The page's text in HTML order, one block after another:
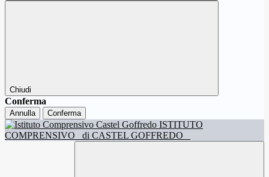
Chiudi
Conferma
Annulla Conferma
ISTITUTO
COMPRENSIVO
di CASTEL GOFFREDO